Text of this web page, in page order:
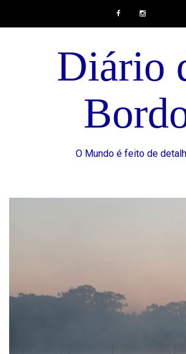
Facebook
Diário
O Mundo é feito de